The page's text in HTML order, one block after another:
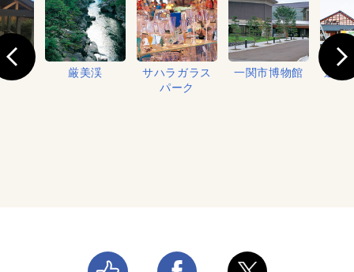
厳美渓
サハラガラス
パーク
一関市博物館 道の